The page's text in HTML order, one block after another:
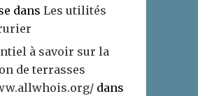
dans Les utilités
à savoir sur la
de terrasses
dans